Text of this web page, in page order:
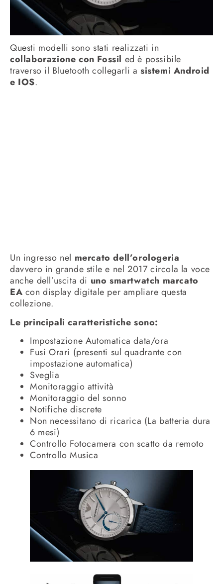
Questi modelli sono stati realizzati in
collaborazione con Fossil ed è possibile
traverso il Bluetooth collegarli asistemi Android
e IOS.
Un ingresso nel mercato dell’orologeria
davvero in grande stile e nel 2017 circola la voce
anche dell’uscita di uno smartwatch marcato
EA con display digitale per ampliare questa
collezione.
Le principali caratteristiche sono:
Impostazione Automatica data/ora
Fusi Orari (presenti sul quadrante con
impostazione automatica)
Sveglia
Monitoraggio attività
Monitoraggio del sonno
Notifiche discrete
Non necessitano di ricarica (La batteria dura
6 mesi)
Controllo Fotocamera con scatto da remoto
Controllo Musica